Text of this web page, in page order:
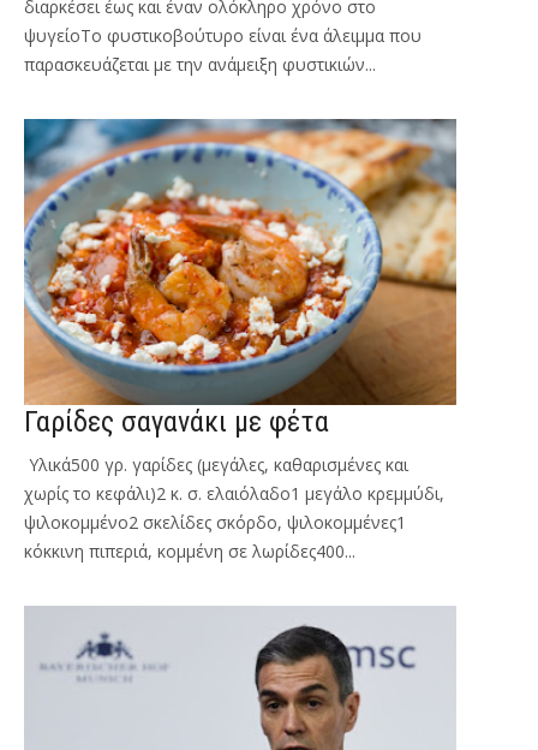
διαρκέσει έως και έναν ολόκληρο χρόνο στο
ψυγείοΤο φυστικοβούτυρο είναι ένα άλειμμα που
παρασκευάζεται με την ανάμειξη φυστικιών...
Γαρίδες σαγανάκι με φέτα
Υλικά500 γρ. γαρίδες (μεγάλες, καθαρισμένες και
χωρίς το κεφάλι)2 κ. σ. ελαιόλαδο1 μεγάλο κρεμμύδι,
ψιλοκομμένο2 σκελίδες σκόρδο, ψιλοκομμένες1
κόκκινη πιπεριά, κομμένη σε λωρίδες400...